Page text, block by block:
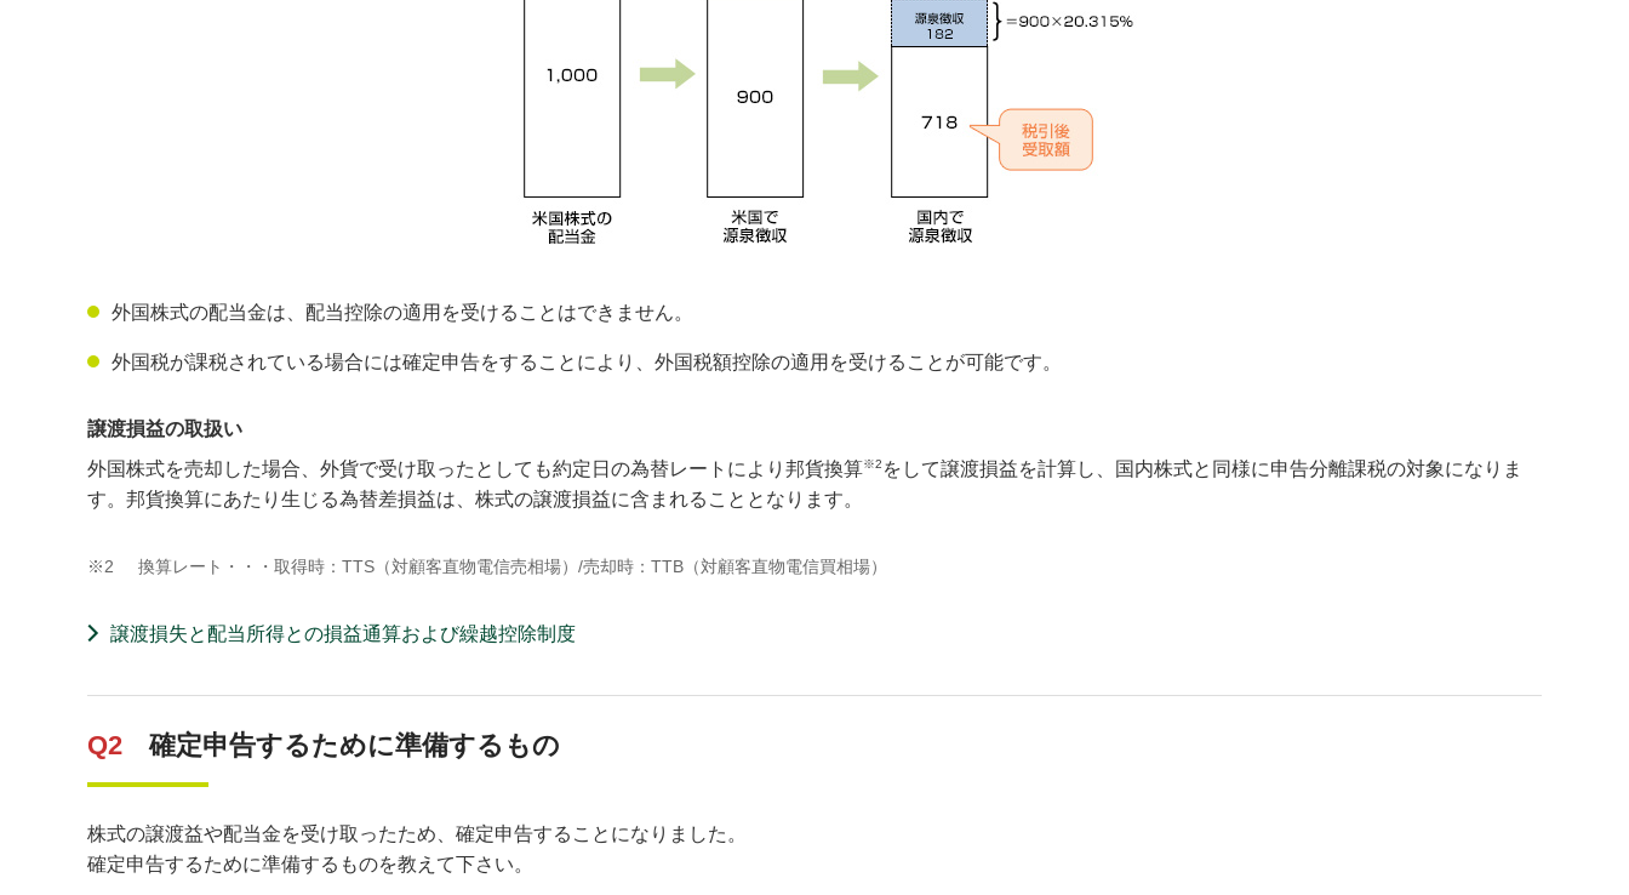
外国株式の配当金は、配当控除の適用を受けることはできません。
外国税が課税されている場合には確定申告をすることにより、外国税額控除の適用を受けることが可能です。
譲渡損益の取扱い
外国株式を売却した場合、外貨で受け取ったとしても約定日の為替レートにより邦貨換算※2 をして譲渡損益を計算し、国内株式と同様に申告分離課税の対象になりま
す。邦貨換算にあたり生じる為替差損益は、株式の譲渡損益に含まれることとなります。
※2 換算レート・・・取得時：TTS（対顧客直物電信売相場）/売却時：TTB（対顧客直物電信買相場）
譲渡損失と配当所得との損益通算および繰越控除制度
Q2 確定申告するために準備するもの
株式の譲渡益や配当金を受け取ったため、確定申告することになりました。
確定申告するために準備するものを教えて下さい。